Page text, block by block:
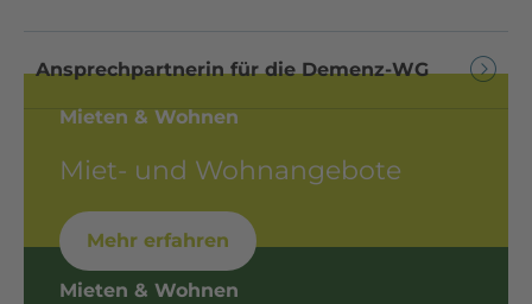
Ansprechpartnerin für die Demenz-WG
Mieten & Wohnen
Miet- und Wohnangebote
Mehr erfahren
Mieten & Wohnen